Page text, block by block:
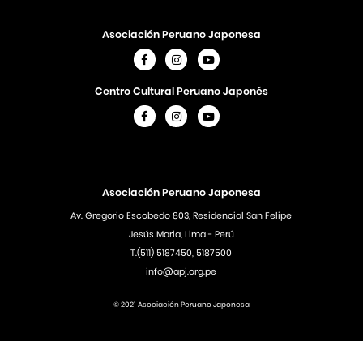
Asociación Peruano Japonesa
Av. Gregorio Escobedo 803, Residencial San Felipe
Jesús Maria, Lima - Perú
T.(511) 5187450, 5187500
info@apj.org.pe
Asociación Peruano Japonesa
Centro Cultural Peruano Japonés
© 2021 Asociación Peruano Japonesa